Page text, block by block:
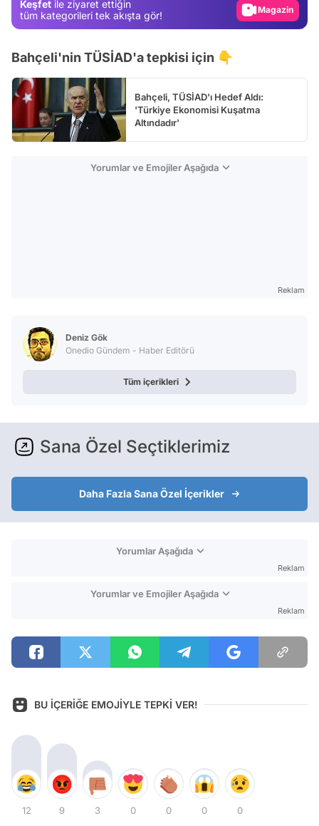
Keşfet ile ziyaret ettiğin
tüm kategorileri tek akışta gör!
Video
Bahçeli'nin TÜSİAD'a tepkisi için 👇
Bahçeli, TÜSİAD'ı Hedef Aldı:
'Türkiye Ekonomisi Kuşatma
Altındadır'
Yorumlar ve Emojiler Aşağıda
Reklam
Deniz Gök
Onedio Gündem - Haber Editörü
Tüm içerikleri
Sana Özel Seçtiklerimiz
Daha Fazla Sana Özel İçerikler
Yorumlar Aşağıda
Reklam
Yorumlar ve Emojiler Aşağıda
Reklam
BU İÇERİĞE EMOJİYLE TEPKİ VER!
12 9 3 0 0 0 0